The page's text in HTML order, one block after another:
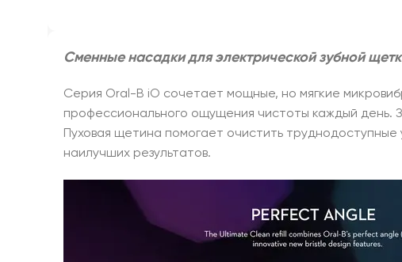
Сменные насадки для электрической зубной
Серия Oral-B iO сочетает мощные, но мягкие
профессионального ощущения чистоты каждый день.
Пуховая щетина помогает очистить
наилучших результатов.